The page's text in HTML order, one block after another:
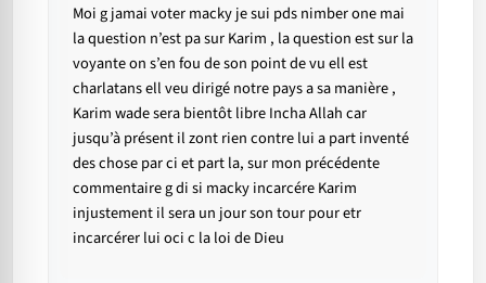
Moi g jamai voter macky je sui pds nimber one mai
la question n’est pa sur Karim , la question est sur la
voyante on s’en fou de son point de vu ell est
charlatans ell veu dirigé notre pays a sa manière ,
Karim wade sera bientôt libre Incha Allah car
jusqu’à présent il zont rien contre lui a part inventé
des chose par ci et part la, sur mon précédente
commentaire g di si macky incarcére Karim
injustement il sera un jour son tour pour etr
incarcérer lui oci c la loi de Dieu